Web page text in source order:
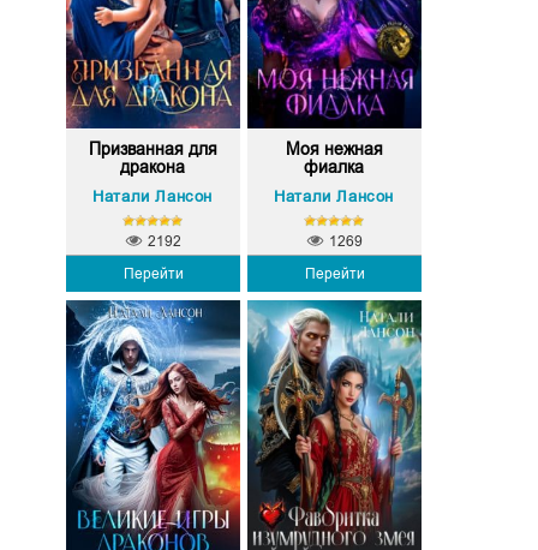
Призванная для
дракона
Натали Лансон
Перейти
2192
Моя нежная
фиалка
Натали Лансон
Перейти
1269